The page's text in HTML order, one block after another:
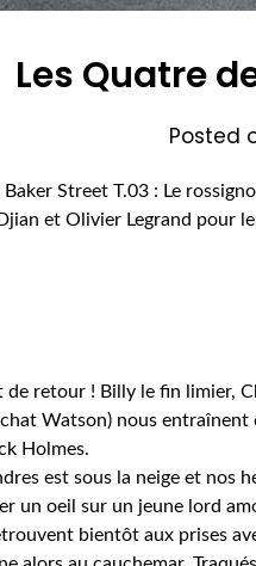
Les Quatre
Posted
Baker Street T.03 : Le
et Olivier Legrand pour
de retour ! Billy le fin limier,
Watson) nous
Holmes.
est sous la neige et nos
un oeil sur un jeune lord
bientôt aux prises